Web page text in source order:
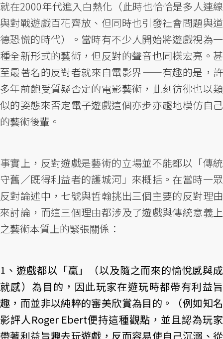
就在2000年代進入白熱化（此時也恰恰是多人連線
與對戰遊戲百花齊放、但同時也引發社會問題與道
德恐慌的時代）。當時有不少人開始將遊戲視為一
種全新形式的藝術，但反對的聲音也同樣宏亮。甚
至最著名的反對者就來自電影界——有趣的是，許
多年前飽受質疑否定的電影藝術，此刻彷彿也以類
似的姿態來否定電子遊戲這個亦步亦趨地模仿自己
的藝術後輩。
事實上，反對遊戲是藝術的立場並不能都以「傳統
守舊／既得利益者的護城河」來概括。在當時一眾
反對論述中，七號與哲翰挑出三個主要的反對理由
來討論，而這三個理由都涉及了遊戲與傳統意義上
之藝術本質上的緊張關係：
1、遊戲都以「贏」（以及隨之而來的愉悅感與成
就感）為目的，因此玩家在遊玩時都帶有利益旨
趣，而並非以純粹的審美欣賞為目的。（例如知名
影評人Roger Ebert便持這種觀點，並且認為玩家
帶著利益旨趣去玩遊戲，反而容易使自己沉溺、從